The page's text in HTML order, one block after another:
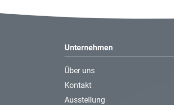
Unternehmen
Über uns
Kontakt
Ausstellung